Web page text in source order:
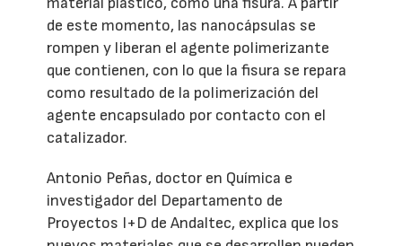
de este momento, las nanocápsulas se
rompen y liberan el agente polimerizante
que contienen, con lo que la fisura se repara
como resultado de la polimerización del
agente encapsulado por contacto con el
catalizador.
Antonio Peñas, doctor en Química e
investigador del Departamento de
Proyectos I+D de Andaltec, explica que los